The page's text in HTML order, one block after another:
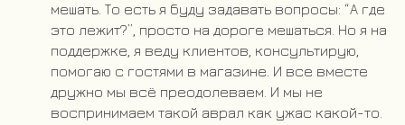
мешать. То есть я буду задавать вопросы: “А где
это лежит?”, просто на дороге мешаться. Но я на
поддержке, я веду клиентов, консультирую,
помогаю с гостями в магазине. И все вместе
дружно мы всё преодолеваем. И мы не
воспринимаем такой аврал как ужас какой-то.